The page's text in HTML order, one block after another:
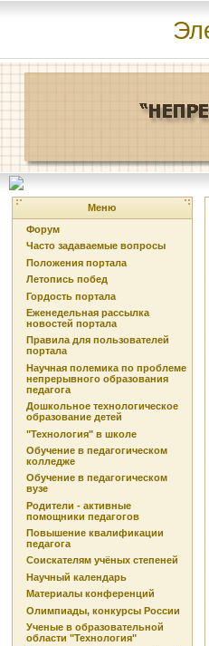
Меню
Форум
Часто задаваемые вопросы
Положения портала
Летопись побед
Гордость портала
Еженедельная рассылка
новостей портала
Правила для пользователей
портала
Научная полемика по проблеме
непрерывного образования
педагога
Дошкольное технологическое
образование детей
"Технология" в школе
Обучение в педагогическом
колледже
Обучение в педагогическом
вузе
Родители - активные
помощники педагогов
Повышение квалификации
педагога
Соискателям учёных степеней
Научный календарь
Материалы конференций
Олимпиады, конкурсы России
Ученые в образовательной
области "Технология"